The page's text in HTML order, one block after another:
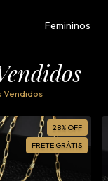
Femininos
Vendidos
28% OFF
FRETE GRÁTIS